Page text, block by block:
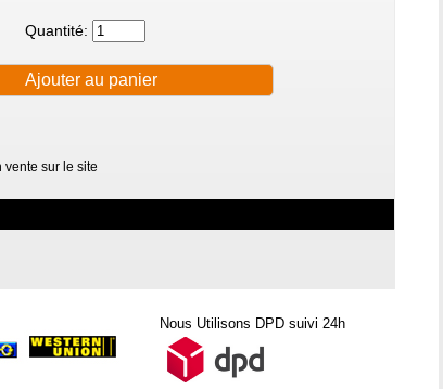
Quantité:
vente sur le site
Nous Utilisons DPD suivi 24h